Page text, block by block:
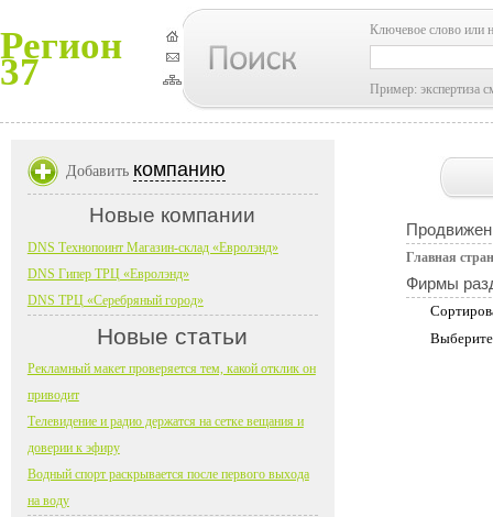
Регион
37
Ключевое слово или
Пример: экспертиза
Главная
Фирмы
Добавить компанию
Новые компании
DNS Технопоинт Магазин-склад «Евролэнд»
DNS Гипер ТРЦ «Евролэнд»
DNS ТРЦ «Серебряный город»
Новые статьи
Рекламный макет проверяется тем, какой отклик он
приводит
Телевидение и радио держатся на сетке вещания и
доверии к эфиру
Водный спорт раскрывается после первого выхода
на воду